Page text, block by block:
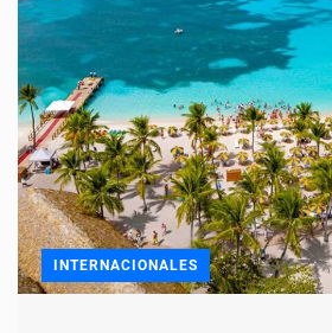
INTERNACIONALES